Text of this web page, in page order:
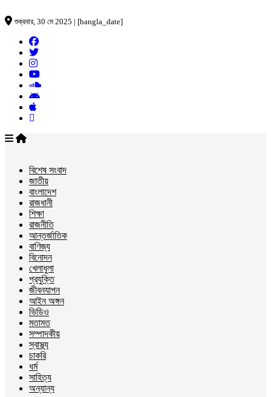
শুক্রবার, 30 মে 2025 | [bangla_date]
বিশেষ সংবাদ
জাতীয়
বাংলাদেশ
রাজধানী
শিক্ষা
রাজনীতি
আন্তর্জাতিক
বাণিজ্য
বিনোদন
খেলাধুলা
প্রযুক্তি
জীবনযাপন
আইন অঙ্গন
ভিডিও
মতামত
সম্পাদকীয়
স্বাস্থ্য
চাকরি
ধর্ম
সাহিত্য
অন্যান্য